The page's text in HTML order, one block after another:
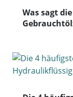
Was sagt